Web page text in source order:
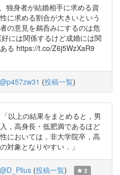
独身者が結婚相手に求める資
に求める割合が大きいという
の意見を鵜呑みにするのは危
には関係するけど成婚には関
る https://t.co/Z6j5WzXaR9
@p457zw31 (投稿一覧)
以上の結果をまとめると，男
，高身長・低肥満であるほど
においては，非大学院卒，高
対象となりやすい．」
@D_Plius (投稿一覧) 2